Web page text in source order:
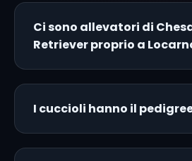
Ci sono allevatori di
Retriever proprio a
I cuccioli hanno il